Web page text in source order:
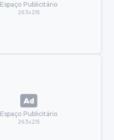
Espaço Publicitário
263x215
Espaço Publicitário
263x215